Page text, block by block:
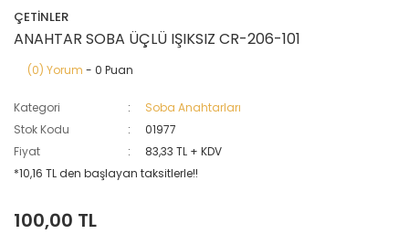
ÇETİNLER
ANAHTAR SOBA ÜÇLÜ IŞIKSIZ CR-206-101
(0) Yorum - 0 Puan
Kategori
Soba Anahtarları
Stok Kodu
01977
Fiyat
83,33 TL + KDV
*10,16 TL den başlayan taksitlerle!!
100,00 TL